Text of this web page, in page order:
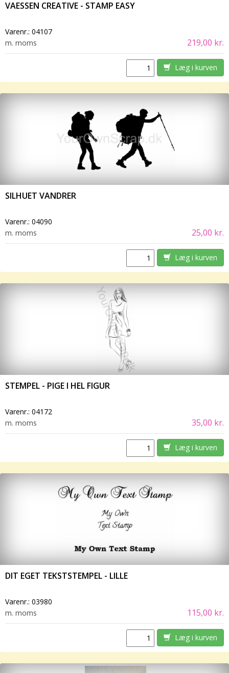
VAESSEN CREATIVE - STAMP EASY
Varenr.: 04107
m. moms
219,00 kr.
Læg i kurven
SILHUET VANDRER
Varenr.: 04090
m. moms
25,00 kr.
Læg i kurven
STEMPEL - PIGE I HEL FIGUR
Varenr.: 04172
m. moms
35,00 kr.
Læg i kurven
DIT EGET TEKSTSTEMPEL - LILLE
Varenr.: 03980
m. moms
115,00 kr.
Læg i kurven